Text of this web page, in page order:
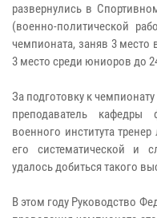
развернулись в
(военно-политической
чемпионата, заняв 3 место
3 место среди юниоров до
За подготовку к
преподаватель кафедры
военного института
его систематической и
удалось добиться такого
В этом году Руководство